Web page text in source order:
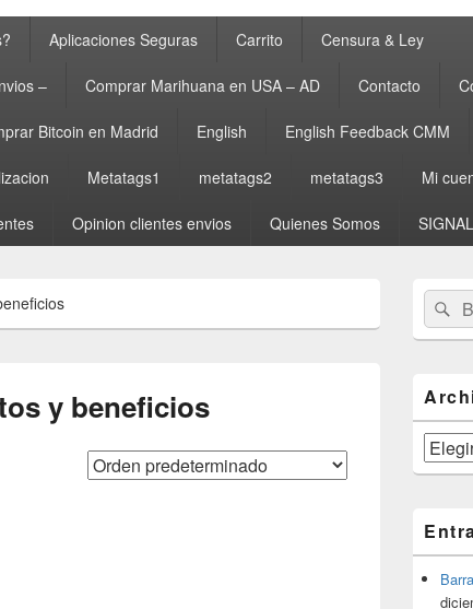
Aplicaciones Seguras Carrito Censura & Ley
– Comprar Marihuana en USA – AD Contacto
Bitcoin en Madrid English English Feedback CMM
Metatags1 metatags2 metatags3 Mi
Opinion clientes envios Quienes Somos
y beneficios
área
de
widget
lateral
primaria
Buscar
por: